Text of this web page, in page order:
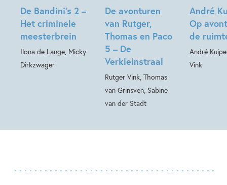
De Bandini’s 2 –
Het criminele
meesterbrein
Ilona de Lange, Micky
Dirkzwager
De avonturen
van Rutger,
Thomas en Paco
5 – De
Verkleinstraal
Rutger Vink, Thomas
van Grinsven, Sabine
van der Stadt
André
Op
de
André
Vink